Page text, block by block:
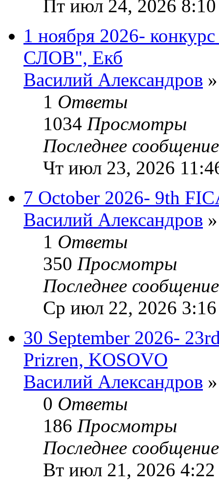
Пт июл 24, 2026 8:10
1 ноября 2026-
СЛОВ", Екб
Василий Александров
1 Ответы
1034 Просмотры
Последнее
Чт июл 23, 2026
7 October 2026- 9th
Василий Александров
1 Ответы
350 Просмотры
Последнее
Ср июл 22, 2026 3:16
30 September 2026-
Prizren, KOSOVO
Василий Александров
0 Ответы
186 Просмотры
Последнее
Вт июл 21, 2026 4:22